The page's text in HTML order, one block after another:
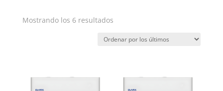
Mostrando los 6 resultadosOrdenado
los